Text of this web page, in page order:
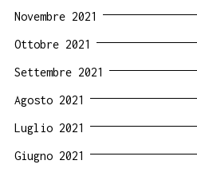
Novembre 2021
Ottobre 2021
Settembre 2021
Agosto 2021
Luglio 2021
Giugno 2021